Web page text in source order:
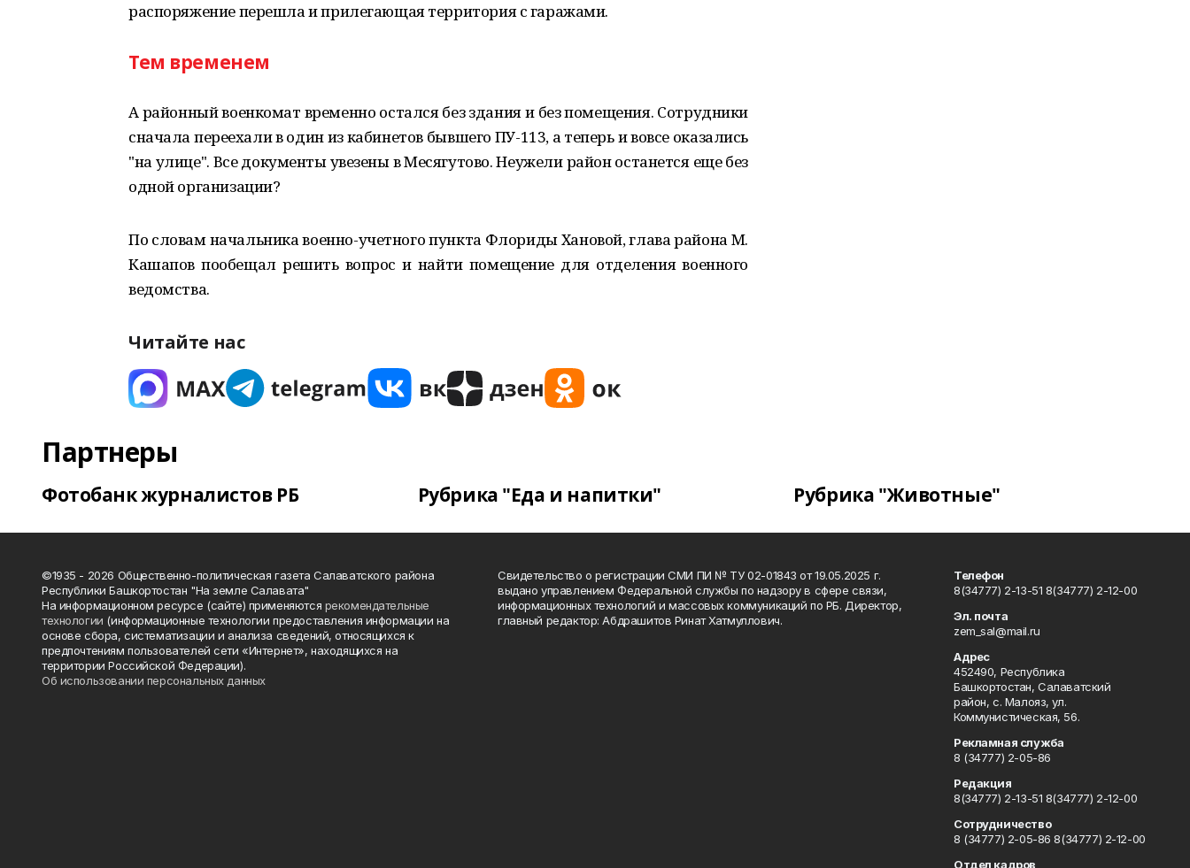
распоряжение перешла и прилегающая территория с гаражами.
Тем временем
А районный военкомат временно остался без здания и без помещения. Сотрудники
сначала переехали в один из кабинетов бывшего ПУ-113, а теперь и вовсе оказались
"на улице". Все документы увезены в Месягутово. Неужели район останется еще без
одной организации?
По словам начальника военно-учетного пункта Флориды Хановой, глава района М.
Кашапов пообещал решить вопрос и найти помещение для отделения военного
ведомства.
Читайте нас
Партнеры
Фотобанк журналистов РБ Рубрика "Еда и напитки" Рубрика "Животные"
©1935 - 2026 Общественно-политическая газета Салаватского района
Республики Башкортостан "На земле Салавата"
На информационном ресурсе (сайте) применяются рекомендательные
технологии (информационные технологии предоставления информации на
основе сбора, систематизации и анализа сведений, относящихся к
предпочтениям пользователей сети «Интернет», находящихся на
территории Российской Федерации).
Об использовании персональных данных
Свидетельство о регистрации СМИ ПИ № ТУ 02-01843 от 19.05.2025 г.
выдано управлением Федеральной службы по надзору в сфере связи,
информационных технологий и массовых коммуникаций по РБ. Директор,
главный редактор: Абдрашитов Ринат Хатмуллович.
Телефон
8(34777) 2-13-51 8(34777) 2-12-00
Эл. почта
zem_sal@mail.ru
Адрес
452490, Республика
Башкортостан, Салаватский
район, с. Малояз, ул.
Коммунистическая, 56.
Рекламная служба
8 (34777) 2-05-86
Редакция
8(34777) 2-13-51 8(34777) 2-12-00
Сотрудничество
8 (34777) 2-05-86 8(34777) 2-12-00
Отдел кадров